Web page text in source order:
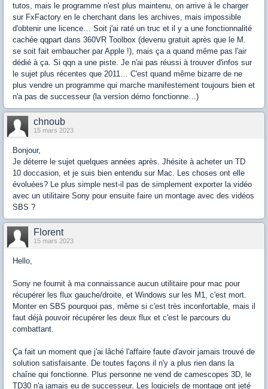
tutos, mais le programme n'est plus maintenu, on arrive à le charger
sur FxFactory en le cherchant dans les archives, mais impossible
d'obtenir une licence… Soit j'ai raté un truc et il y a une fonctionnalité
cachée qqpart dans 360VR Toolbox (devenu gratuit après que le M.
se soit fait embaucher par Apple !), mais ça a quand même pas l'air
dédié à ça. Si qqn a une piste. Je n'ai pas réussi à trouver d'infos sur
le sujet plus récentes que 2011… C'est quand même bizarre de ne
plus vendre un programme qui marche manifestement toujours bien et
n'a pas de successeur (la version démo fonctionne…)
chnoub
15 mars 2023
Bonjour,
Je déterre le sujet quelques années après. Jhésite à acheter un TD
10 doccasion, et je suis bien entendu sur Mac. Les choses ont elle
évoluées? Le plus simple nest-il pas de simplement exporter la vidéo
avec un utilitaire Sony pour ensuite faire un montage avec des vidéos
SBS ?
Florent
15 mars 2023
Hello,
Sony ne fournit à ma connaissance aucun utilitaire pour mac pour
récupérer les flux gauche/droite, et Windows sur les M1, c'est mort.
Monter en SBS pourquoi pas, même si c'est très inconfortable, mais il
faut déjà pouvoir récupérer les deux flux et c'est le parcours du
combattant.
Ça fait un moment que j'ai lâché l'affaire faute d'avoir jamais trouvé de
solution satisfaisante. De toutes façons il n'y a plus rien dans la
chaîne qui fonctionne. Plus personne ne vend de camescopes 3D, le
TD30 n'a jamais eu de successeur. Les logiciels de montage ont jeté